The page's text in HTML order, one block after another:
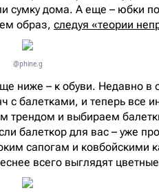
сумку дома. А еще – юбки
образ, следуя «теории
@phine.g
ниже – к обуви. Недавно в
с балетками, и теперь
трендом и выбираем
балеткор для вас – уже
сапогам и ковбойскими
всего выглядят